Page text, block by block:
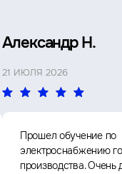
Александр Н.
21 ИЮЛЯ 2026
Прошел обучение по
электроснабжению
производства. Очень